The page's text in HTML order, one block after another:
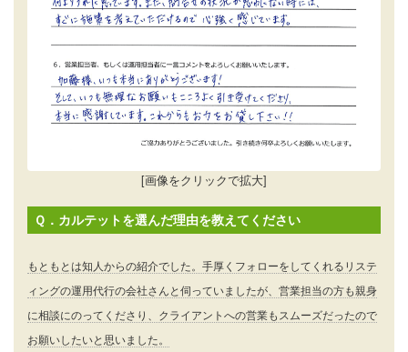
[画像をクリックで拡大]
Ｑ．カルテットを選んだ理由を教えてください
もともとは知人からの紹介でした。手厚くフォローをしてくれるリステ
ィングの運用代行の会社さんと伺っていましたが、営業担当の方も親身
に相談にのってくださり、クライアントへの営業もスムーズだったので
お願いしたいと思いました。